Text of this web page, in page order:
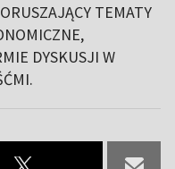
TEMATY
DYSKUSJI W